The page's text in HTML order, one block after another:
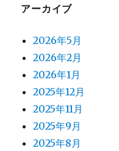
アーカイブ
2026年5月
2026年2月
2026年1月
2025年12月
2025年11月
2025年9月
2025年8月